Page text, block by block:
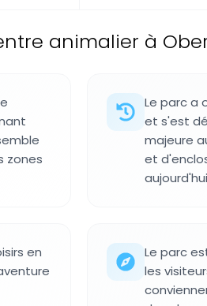
animalier à
zones
Le parc a
et s'est
majeure
et
en
Le parc
les